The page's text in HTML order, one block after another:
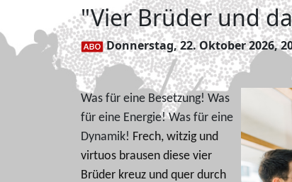
"Vier Brüder und
Donnerstag, 22. Oktober 2026,
Was für eine Besetzung! Was
für eine Energie! Was für eine
Dynamik! Frech, witzig und
virtuos brausen diese vier
Brüder kreuz und quer durch